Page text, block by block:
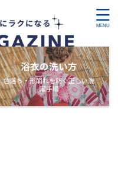
浴衣の洗い方
色落ち・形崩れを防ぐ正しい洗
濯手順